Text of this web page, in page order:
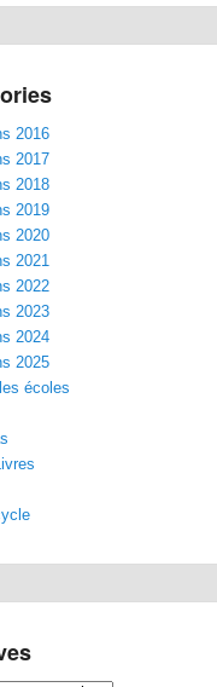
2016
2017
2018
2019
2020
2021
2022
2023
2024
2025
écoles